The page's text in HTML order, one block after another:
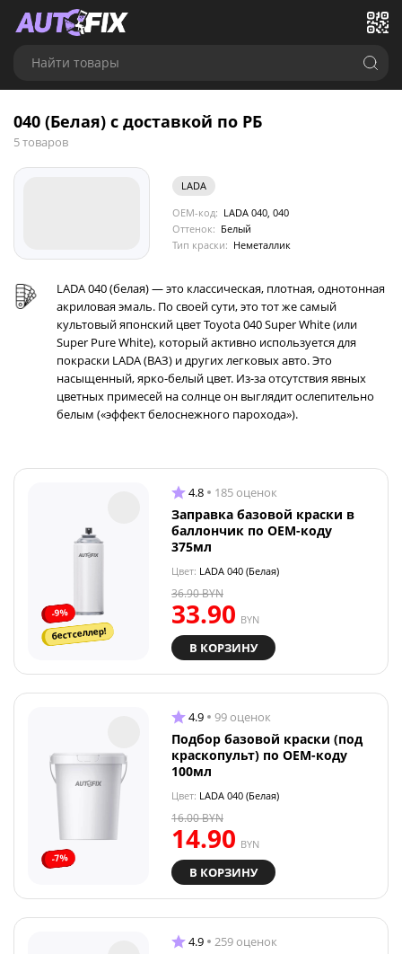
Найти товары
040 (Белая) с доставкой по РБ
5 товаров
LADA
OEM-код: LADA 040, 040
Оттенок: Белый
Тип краски: Неметаллик
LADA 040 (белая) — это классическая, плотная, однотонная
акриловая эмаль. По своей сути, это тот же самый
культовый японский цвет Toyota 040 Super White (или
Super Pure White), который активно используется для
покраски LADA (ВАЗ) и других легковых авто. Это
насыщенный, ярко-белый цвет. Из-за отсутствия явных
цветных примесей на солнце он выглядит ослепительно
белым («эффект белоснежного парохода»).
-9%
бестселлер!
4.8 185 оценок
Заправка базовой краски в
баллончик по OEM-коду
375мл
Цвет: LADA 040 (Белая)
33.90 BYN
36.90BYN
В КОРЗИНУ
-7%
4.9 99 оценок
Подбор базовой краски (под
краскопульт) по OEM-коду
100мл
Цвет: LADA 040 (Белая)
14.90 BYN
16.00BYN
В КОРЗИНУ
4.9 259 оценок